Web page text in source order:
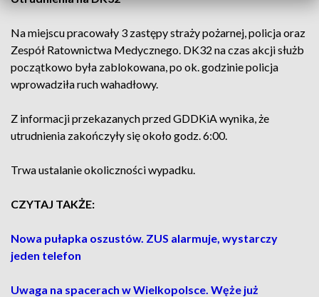
Na miejscu pracowały 3 zastępy straży pożarnej, policja oraz
Zespół Ratownictwa Medycznego. DK32 na czas akcji służb
początkowo była zablokowana, po ok. godzinie policja
wprowadziła ruch wahadłowy.
Z informacji przekazanych przed GDDKiA wynika, że
utrudnienia zakończyły się około godz. 6:00.
Trwa ustalanie okoliczności wypadku.
CZYTAJ TAKŻE:
Nowa pułapka oszustów. ZUS alarmuje, wystarczy
jeden telefon
Uwaga na spacerach w Wielkopolsce. Węże już